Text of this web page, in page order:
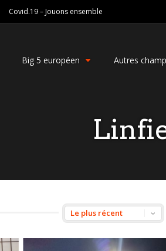
Covid.19 – Jouons ensemble
Big 5 européen Autres